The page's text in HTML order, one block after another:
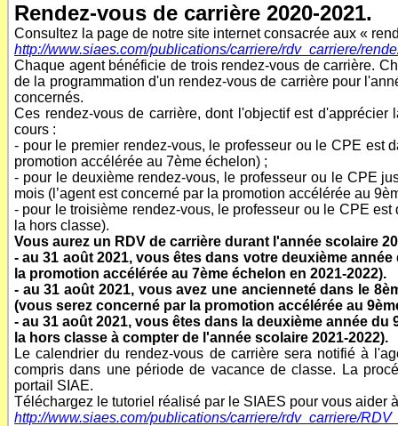
Rendez-vous de carrière 2020-2021.
Consultez la page de notre site internet consacrée aux «
http://www.siaes.com/publications/carriere/rdv_carriere/
Chaque agent bénéficie de trois rendez-vous de carrière.
de la programmation d'un rendez-vous de carrière pour
concernés.
Ces rendez-vous de carrière, dont l'objectif est
cours :
- pour le premier rendez-vous, le professeur ou le CPE est
promotion accélérée au 7ème échelon) ;
- pour le deuxième rendez-vous, le professeur ou le CPE
mois (l’agent est concerné par la promotion accélérée au
- pour le troisième rendez-vous, le professeur ou le CPE
la hors classe).
Vous aurez un RDV de carrière durant l'année scolaire
- au 31 août 2021, vous êtes dans votre deuxième
la promotion accélérée au 7ème échelon en 2021-2022).
- au 31 août 2021, vous avez une ancienneté dans le
(vous serez concerné par la promotion accélérée au
- au 31 août 2021, vous êtes dans la deuxième année
la hors classe à compter de l'année scolaire 2021-2022).
Le calendrier du rendez-vous de carrière sera notifié à
compris dans une période de vacance de classe.
La
portail SIAE.
Téléchargez le tutoriel réalisé par le SIAES pour vous aider
http://www.siaes.com/publications/carriere/rdv_carriere/